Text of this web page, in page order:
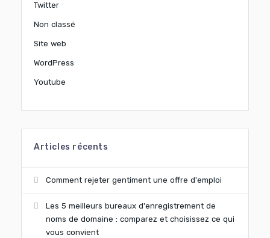
Twitter
Non classé
Site web
WordPress
Youtube
Articles récents
Comment rejeter gentiment une offre d'emploi
Les 5 meilleurs bureaux d'enregistrement de
noms de domaine : comparez et choisissez ce qui
vous convient